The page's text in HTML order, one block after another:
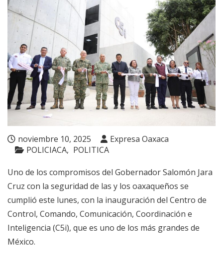
noviembre 10, 2025
Expresa Oaxaca
POLICIACA
POLITICA
Uno de los compromisos del Gobernador Salomón Jara
Cruz con la seguridad de las y los oaxaqueños se
cumplió este lunes, con la inauguración del Centro de
Control, Comando, Comunicación, Coordinación e
Inteligencia (C5i), que es uno de los más grandes de
México.